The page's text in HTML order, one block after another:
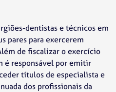
dentistas e técnicos em
pares para exercerem
de fiscalizar o exercício
é responsável por emitir
títulos de especialista e
dos profissionais da